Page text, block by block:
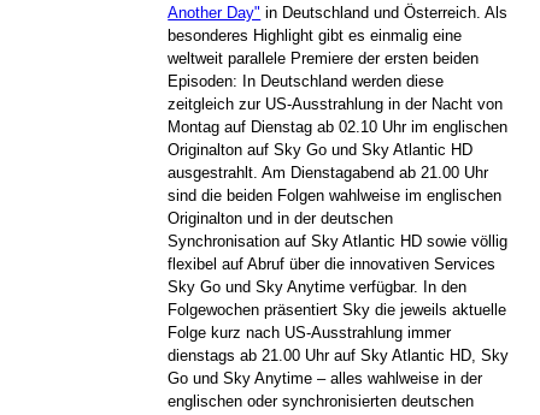
Another Day" in Deutschland und Österreich. Als
besonderes Highlight gibt es einmalig eine
weltweit parallele Premiere der ersten beiden
Episoden: In Deutschland werden diese
zeitgleich zur US-Ausstrahlung in der Nacht von
Montag auf Dienstag ab 02.10 Uhr im englischen
Originalton auf Sky Go und Sky Atlantic HD
ausgestrahlt. Am Dienstagabend ab 21.00 Uhr
sind die beiden Folgen wahlweise im englischen
Originalton und in der deutschen
Synchronisation auf Sky Atlantic HD sowie völlig
flexibel auf Abruf über die innovativen Services
Sky Go und Sky Anytime verfügbar. In den
Folgewochen präsentiert Sky die jeweils aktuelle
Folge kurz nach US-Ausstrahlung immer
dienstags ab 21.00 Uhr auf Sky Atlantic HD, Sky
Go und Sky Anytime – alles wahlweise in der
englischen oder synchronisierten deutschen